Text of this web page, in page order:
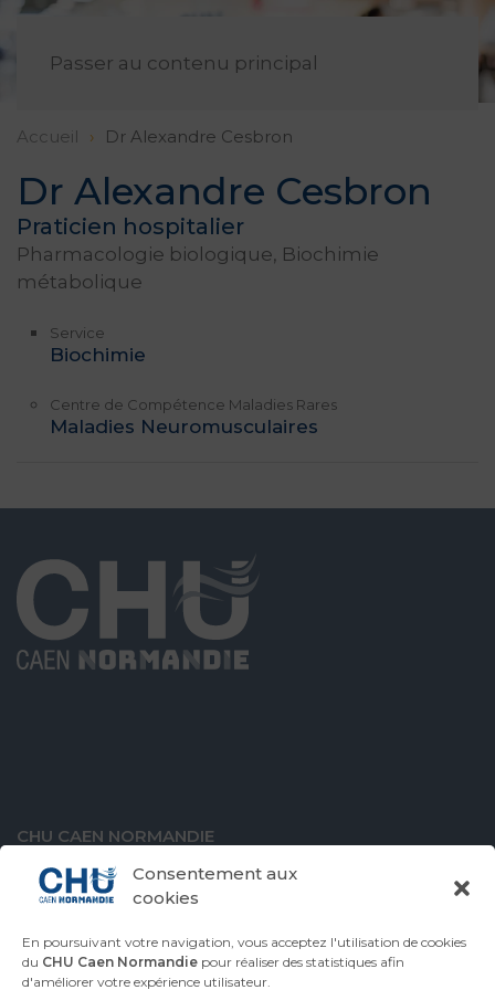
Consentement aux
cookies
En poursuivant votre navigation, vous acceptez l'utilisation de cookies
du CHU Caen Normandie pour réaliser des statistiques afin
d'améliorer votre expérience utilisateur.
Passer au contenu principal
Accueil Dr Alexandre Cesbron
Dr Alexandre Cesbron
Praticien hospitalier
Pharmacologie biologique, Biochimie
métabolique
Service
Biochimie
Centre de Compétence Maladies Rares
Maladies Neuromusculaires
CHU CAEN NORMANDIE
14000 Caen